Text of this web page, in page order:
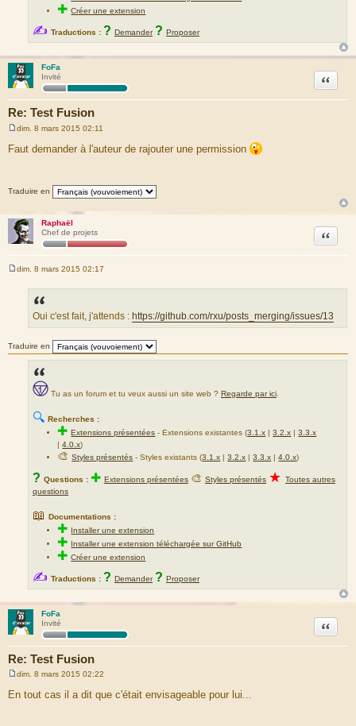
✚Créer une extension
✍ Traductions : ? Demander ? Proposer
FoFa
Invité
Re: Test Fusion
Citation
s
e
dim. 8 mars 2015 02:11
Faut demander à l'auteur de rajouter une permission
Traduire en
Raphaël
Chef de projets
Citation
dim. 8 mars 2015 02:17
Oui c'est fait, j'attends : https://github.com/rxu/posts_merging/issues/13
Traduire en
Tu as un forum et tu veux aussi un site web ? Regarde par ici
🔍 Recherches :
✚Extensions présentées -Extensions existantes (3.1.x |3.2.x |3.3.x
|4.0.x)
🎨Styles présentés - Styles existants (3.1.x |3.2.x |3.3.x |4.0.x)
? Questions : ✚ Extensions présentées 🎨 Styles présentés ★ Toutes autres
questions
📖 Documentations :
✚ Installer une extension
✚ Installer une extension téléchargée sur GitHub
✚Créer une extension
✍ Traductions : ? Demander ? Proposer
FoFa
Invité
Re: Test Fusion
Citation
e
s
dim. 8 mars 2015 02:22
En tout cas il a dit que c'était envisageable pour lui...